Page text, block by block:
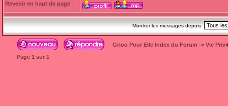
Revenir en haut de page
Montrer les messages depuis:
Grioo Pour Elle Index du Forum -> Vie
Page 1 sur 1